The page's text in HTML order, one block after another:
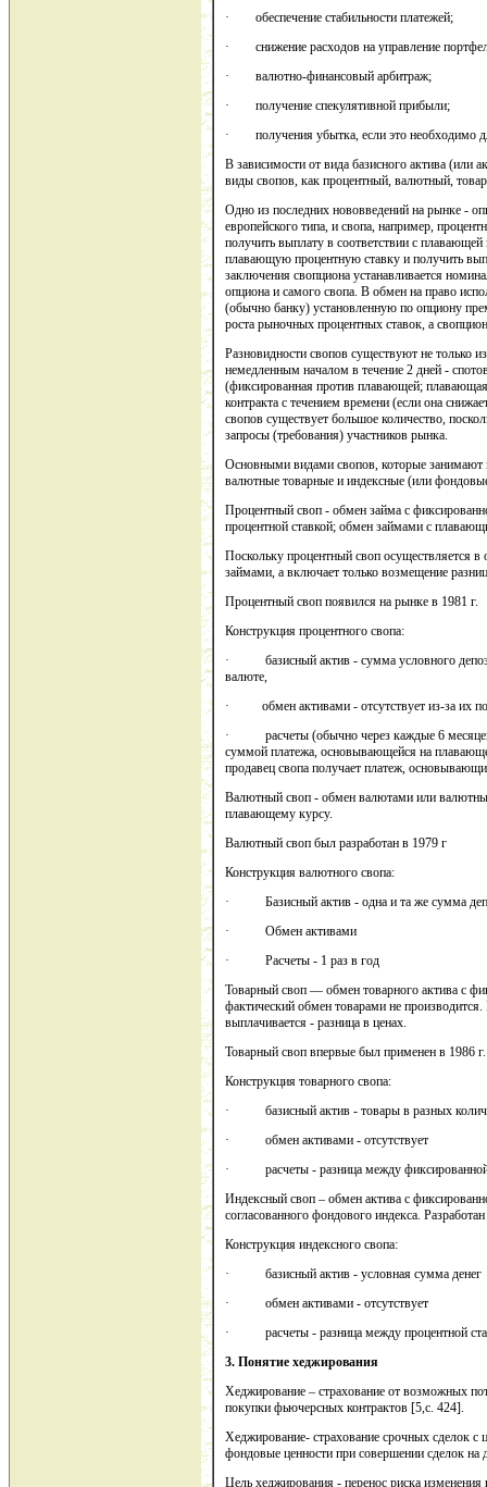
· обеспечение стабильности платежей;
· снижение расходов на управление
· валютно-финансовый арбитраж;
· получение спекулятивной прибыли;
· получения убытка, если это необходимо
В зависимости от вида базисного актива (или
виды свопов, как процентный, валютный,
Одно из последних нововведений на рынке -
европейского типа, и свопа, например,
получить выплату в соответствии с плавающей
плавающую процентную ставку и получить
заключения свопциона устанавливается
опциона и самого свопа. В обмен на право
(обычно банку) установленную по опциону
роста рыночных процентных ставок, а
Разновидности свопов существуют не только
немедленным началом в течение 2 дней -
(фиксированная против плавающей;
контракта с течением времени (если она
свопов существует большое количество,
запросы (требования) участников рынка.
Основными видами свопов, которые занимают
валютные товарные и индексные (или
Процентный своп - обмен займа с
процентной ставкой; обмен займами с
Поскольку процентный своп осуществляется
займами, а включает только возмещение
Процентный своп появился на рынке в 1981 г.
Конструкция процентного свопа:
· базисный актив - сумма условного
валюте,
· обмен активами - отсутствует из-за их
· расчеты (обычно через каждые 6 месяцев)
суммой платежа, основывающейся на
продавец свопа получает платеж,
Валютный своп - обмен валютами или
плавающему курсу.
Валютный своп был разработан в 1979 г
Конструкция валютного свопа:
· Базисный актив - одна и та же сумма
· Обмен активами
· Расчеты - 1 раз в год
Товарный своп — обмен товарного актива с
фактический обмен товарами не
выплачивается - разница в ценах.
Товарный своп впервые был применен в 1986
Конструкция товарного свопа:
· базисный актив - товары в разных
· обмен активами - отсутствует
· расчеты - разница между фиксированной
Индексный своп – обмен актива с
согласованного фондового индекса.
Конструкция индексного свопа:
· базисный актив - условная сумма денег
· обмен активами - отсутствует
· расчеты - разница между процентной
3. Понятие хеджирования
Хеджирование – страхование от возможных
покупки фьючерсных контрактов [5,с. 424].
Хеджирование- страхование срочных сделок
фондовые ценности при совершении сделок на
Цель хеджирования - перенос риска